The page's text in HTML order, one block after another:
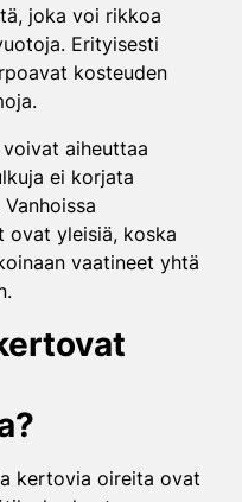
joka voi rikkoa
Erityisesti
kosteuden
aiheuttaa
ei korjata
ovat yleisiä, koska
vaatineet yhtä
kertovia oireita ovat